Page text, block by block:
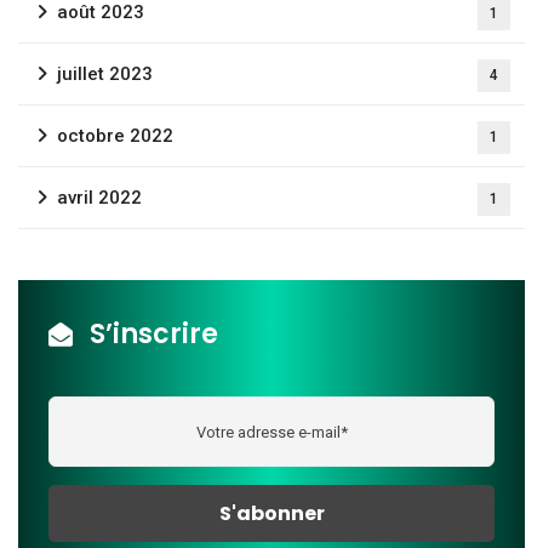
août 2023 1
juillet 2023 4
octobre 2022 1
avril 2022 1
S’inscrire